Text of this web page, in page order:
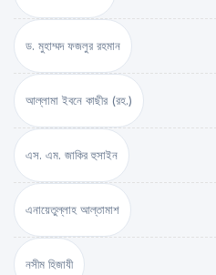
ড. মুহাম্মদ ফজলুর রহমান
আল্লামা ইবনে কাছীর (রহ.)
এস. এম. জাকির হুসাইন
এনায়েতুল্লাহ আল্‌তামাশ
নসীম হিজাযী